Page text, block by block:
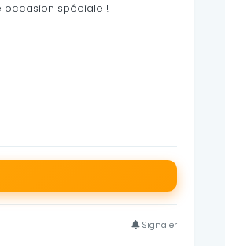
occasion spéciale !
Signaler